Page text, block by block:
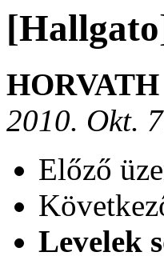
2010. Okt.
Előző
Levelek